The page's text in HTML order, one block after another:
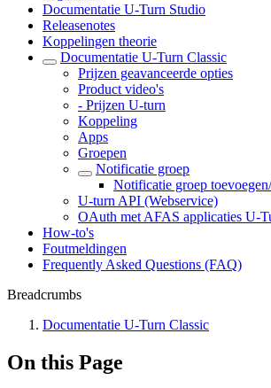
Documentatie U-Turn Studio
Releasenotes
Koppelingen theorie
Documentatie U-Turn Classic
Prijzen geavanceerde opties
Product video's
- Prijzen U-turn
Koppeling
Apps
Groepen
Notificatie groep
Notificatie groep
U-turn API (Webservice)
OAuth met AFAS applicaties U-
How-to's
Foutmeldingen
Frequently Asked Questions (FAQ)
Breadcrumbs
Documentatie U-Turn Classic
On this Page